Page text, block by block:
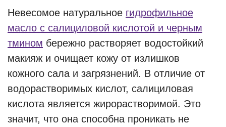
Невесомое натуральное гидрофильное
масло с салициловой кислотой и черным
тмином бережно растворяет водостойкий
макияж и очищает кожу от излишков
кожного сала и загрязнений. В отличие от
водорастворимых кислот, салициловая
кислота является жирорастворимой. Это
значит, что она способна проникать не